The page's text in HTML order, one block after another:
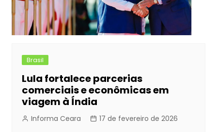
Brasil
Lula fortalece parcerias
comerciais e econômicas em
viagem à Índia
Informa Ceara 17 de fevereiro de 2026